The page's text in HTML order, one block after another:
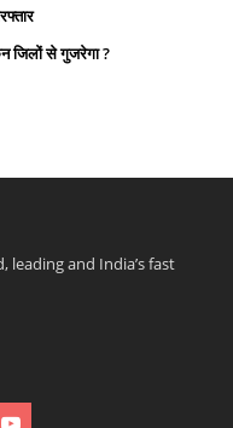
जिलों से गुजरेगा ?
leading and India’s fast